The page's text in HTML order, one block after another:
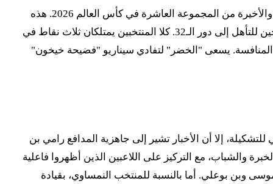
تترقب الجماهير العربية والعالمية بشغف كبير المواجهة الحاسمة التي تجمع منتخبي الجزائر والنمسا ضمن منافسات الجولة الثالثة والأخيرة من المجموعة العاشرة في كأس العالم 2026. هذه
المباراة، المقرر إقامتها فجر الأحد 28 يونيو 2026 في ملعب أروهيد بمدينة كانساس سيتي، تحمل أهمية بالغة لكلا المنتخبين الطامحين للتأهل إلى دور الـ32. كلا المنتخبين يمتلكان ثلاث نقاط في
المنافسة. يسعى "الخضر" لتفادي سيناريو "فضيحة خيخون"
إلا أن الأخبار تشير إلى جاهزية المدافع رامي بن
والشباب، مع التركيز على اللاعبين الذين أظهروا فاعلية
وبن بوعلي. أما بالنسبة للمنتخب النمساوي، بقيادة